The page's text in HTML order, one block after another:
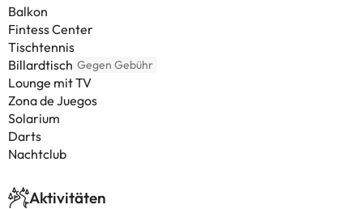
Balkon
Fintess Center
Tischtennis
Billardtisch Gegen Gebühr
Lounge mit TV
Zona de Juegos
Solarium
Darts
Nachtclub
Aktivitäten